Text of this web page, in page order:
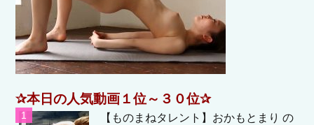
✰本日の人気動画１位～３０位✰
【ものまねタレント】おかもとまり の